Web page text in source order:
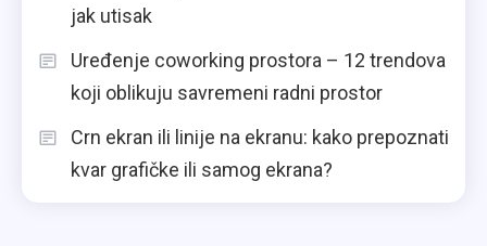
jak utisak
Uređenje coworking prostora – 12 trendova
koji oblikuju savremeni radni prostor
Crn ekran ili linije na ekranu: kako prepoznati
kvar grafičke ili samog ekrana?